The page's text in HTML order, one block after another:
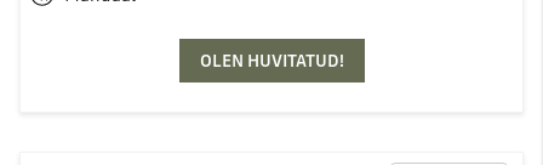
OLEN HUVITATUD!